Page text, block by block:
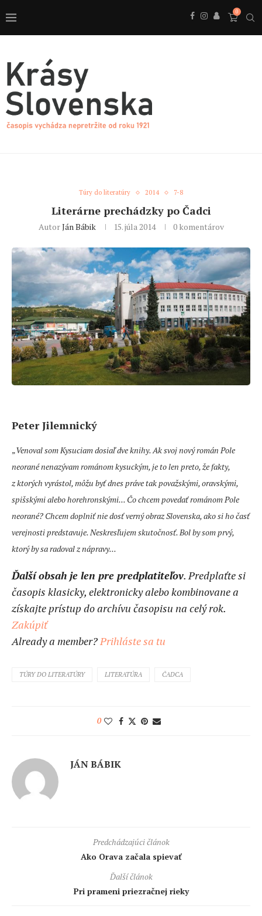
0
Túry do literatúry 2014 7-8
Literárne prechádzky po Čadci
AutorJán Bábik 15. júla 2014 0 komentárov
Peter Jilemnický
„Venoval som Kysuciam dosiaľ dve knihy. Ak svoj nový román Pole
neorané nenazývam románom kysuckým, je to len preto, že fakty,
z ktorých vyrástol, môžu byť dnes práve tak považskými, oravskými,
spišskými alebo horehronskými... Čo chcem povedať románom Pole
neorané? Chcem doplniť nie dosť verný obraz Slovenska, ako si ho časť
verejnosti predstavuje. Neskresľujem skutočnosť. Bol by som prvý,
ktorý by sa radoval z nápravy...
Ďalší obsah je len pre predplatiteľov. Predplaťte si
časopis klasicky, elektronicky alebo kombinovane a
získajte prístup do archívu časopisu na celý rok.
Zakúpiť
Already a member?Prihláste sa tu
TÚRY DO LITERATÚRY LITERATÚRA ČADCA
0
JÁN BÁBIK
Predchádzajúci článok
Ako Orava začala spievať
Ďalší článok
Pri prameni priezračnej rieky